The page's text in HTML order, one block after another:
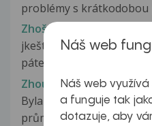
problémy s krátkodobou
Zhošená statka páteře a
jkeště jeden dotaz mám
páteře a smím nosit
Zhoubná rakovina kůže
Byla jsem na Ultrazvuku
průměru 1cm -1.5cm co
Náš web
Náš web
a funguje tak
dotazuje, aby